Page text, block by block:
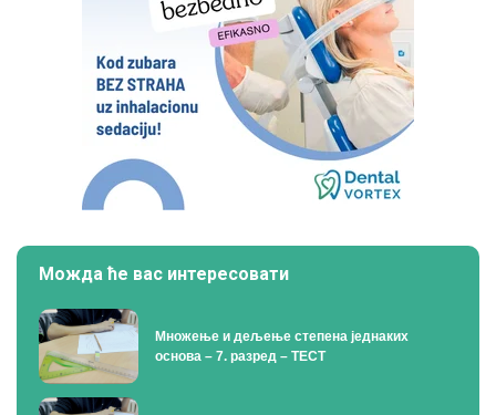
Можда ће вас интересовати
Множење и дељење степена једнаких
основа – 7. разред – ТЕСТ